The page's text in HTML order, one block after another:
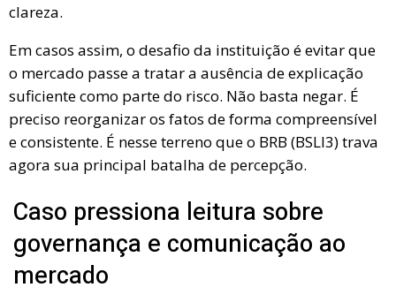
clareza.
Em casos assim, o desafio da instituição é evitar que
o mercado passe a tratar a ausência de explicação
suficiente como parte do risco. Não basta negar. É
preciso reorganizar os fatos de forma compreensível
e consistente. É nesse terreno que o BRB (BSLI3) trava
agora sua principal batalha de percepção.
Caso pressiona leitura sobre
governança e comunicação ao
mercado